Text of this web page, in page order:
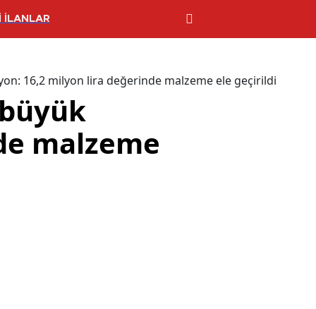
İLANLAR
16,2 milyon lira değerinde malzeme ele geçirildi
malzeme